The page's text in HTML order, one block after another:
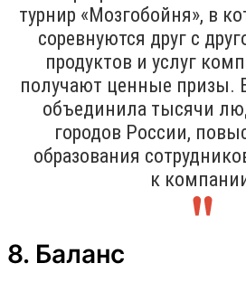
турнир «Мозгобойня», в
соревнуются друг с
продуктов и услуг
получают ценные призы. В
объединила тысячи
городов России,
образования
к
8. Баланс